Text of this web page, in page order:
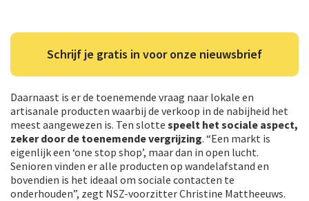
Schrijf je gratis in voor onze nieuwsbrief
Daarnaast is er de toenemende vraag naar lokale en
artisanale producten waarbij de verkoop in de nabijheid het
meest aangewezen is. Ten slotte speelt het sociale aspect,
zeker door de toenemende vergrijzing. “Een markt is
eigenlijk een ‘one stop shop’, maar dan in open lucht.
Senioren vinden er alle producten op wandelafstand en
bovendien is het ideaal om sociale contacten te
onderhouden”, zegt NSZ-voorzitter Christine Mattheeuws.